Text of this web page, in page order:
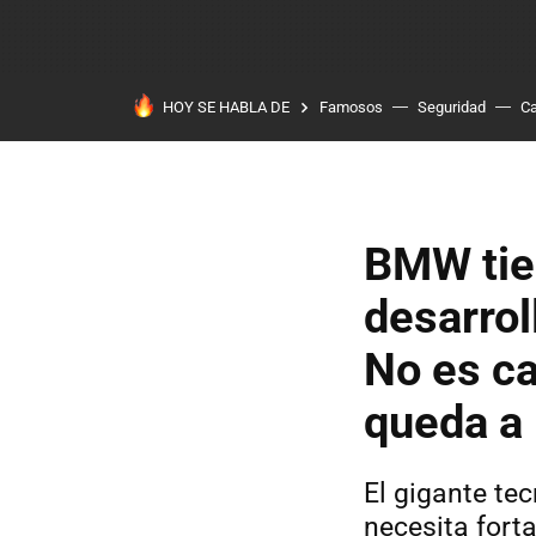
HOY SE HABLA DE Famosos Seguridad
BMW
No es
queda
El gigante
necesita